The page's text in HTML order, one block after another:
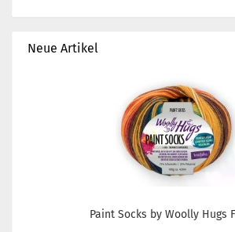
Neue Artikel
Paint Socks by Woolly Hugs